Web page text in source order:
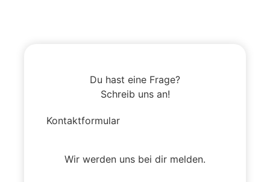
Du hast eine Frage?
Schreib uns an!
Kontaktformular
Wir werden uns bei dir melden.